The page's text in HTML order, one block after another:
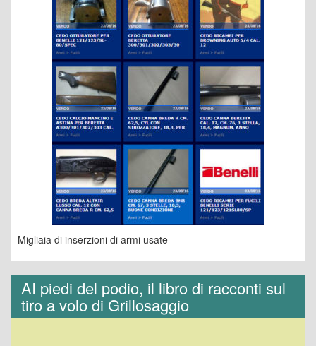
Migliaia di inserzioni di armi usate
AI piedi del podio, il libro di racconti sul
tiro a volo di Grillosaggio